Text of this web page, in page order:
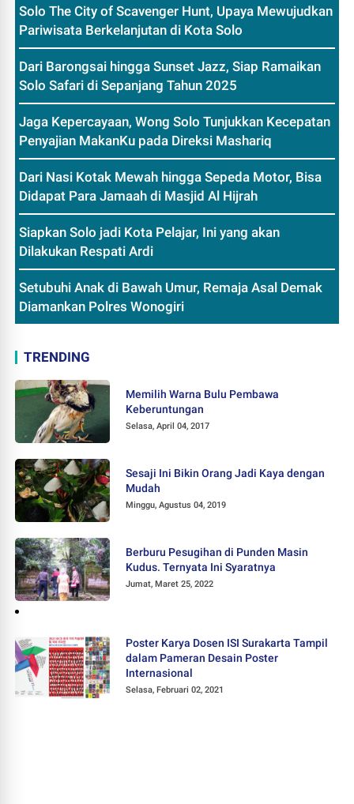
Solo The City of Scavenger Hunt, Upaya Mewujudkan
Pariwisata Berkelanjutan di Kota Solo
Dari Barongsai hingga Sunset Jazz, Siap Ramaikan
Solo Safari di Sepanjang Tahun 2025
Jaga Kepercayaan, Wong Solo Tunjukkan Kecepatan
Penyajian MakanKu pada Direksi Mashariq
Dari Nasi Kotak Mewah hingga Sepeda Motor, Bisa
Didapat Para Jamaah di Masjid Al Hijrah
Siapkan Solo jadi Kota Pelajar, Ini yang akan
Dilakukan Respati Ardi
Setubuhi Anak di Bawah Umur, Remaja Asal Demak
Diamankan Polres Wonogiri
TRENDING
Memilih Warna Bulu Pembawa
Keberuntungan
Selasa, April 04, 2017
Sesaji Ini Bikin Orang Jadi Kaya dengan
Mudah
Minggu, Agustus 04, 2019
Berburu Pesugihan di Punden Masin
Kudus. Ternyata Ini Syaratnya
Jumat, Maret 25, 2022
Poster Karya Dosen ISI Surakarta Tampil
dalam Pameran Desain Poster
Internasional
Selasa, Februari 02, 2021